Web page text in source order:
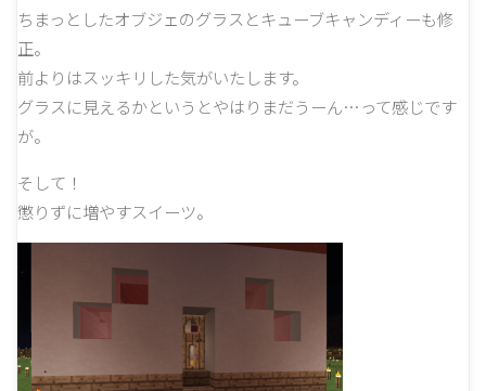
ちまっとしたオブジェのグラスとキューブキャンディーも修
正。
前よりはスッキリした気がいたします。
グラスに見えるかというとやはりまだうーん…って感じです
が。
そして！
懲りずに増やすスイーツ。